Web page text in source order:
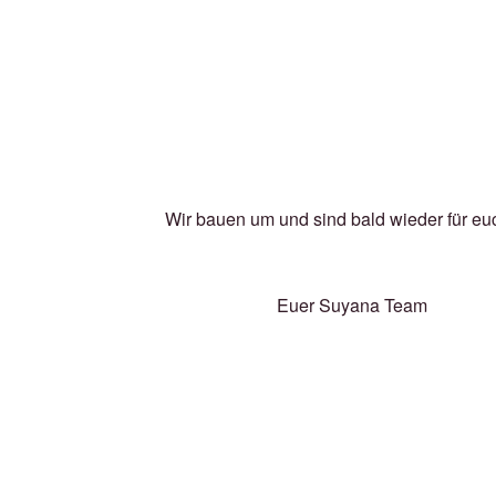
Wir bauen um und sind bald wieder für
Euer Suyana Team